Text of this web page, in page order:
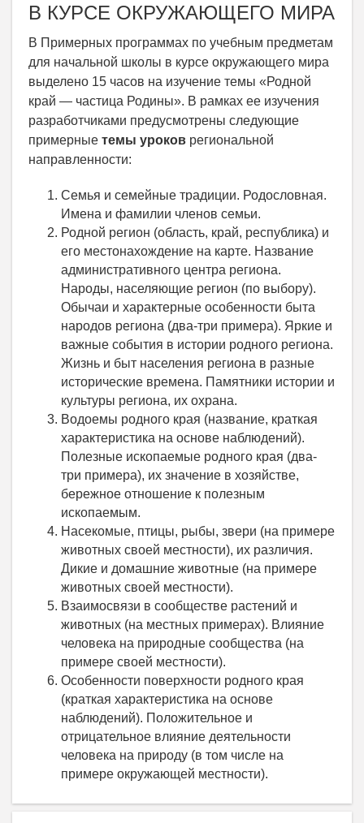
В КУРСЕ ОКРУЖАЮЩЕГО МИРА
В Примерных программах по учебным предметам
для начальной школы в курсе окружающего мира
выделено 15 часов на изучение темы «Родной
край — частица Родины». В рамках ее изучения
разработчиками предусмотрены следующие
примерные темы уроков региональной
направленности:
Семья и семейные традиции. Родословная.
Имена и фамилии членов семьи.
Родной регион (область, край, республика) и
его местонахождение на карте. Название
административного центра региона.
Народы, населяющие регион (по выбору).
Обычаи и характерные особенности быта
народов региона (два-три примера). Яркие и
важные события в истории родного региона.
Жизнь и быт населения региона в разные
исторические времена. Памятники истории и
культуры региона, их охрана.
Водоемы родного края (название, краткая
характеристика на основе наблюдений).
Полезные ископаемые родного края (два-
три примера), их значение в хозяйстве,
бережное отношение к полезным
ископаемым.
Насекомые, птицы, рыбы, звери (на примере
животных своей местности), их различия.
Дикие и домашние животные (на примере
животных своей местности).
Взаимосвязи в сообществе растений и
животных (на местных примерах). Влияние
человека на природные сообщества (на
примере своей местности).
Особенности поверхности родного края
(краткая характеристика на основе
наблюдений). Положительное и
отрицательное влияние деятельности
человека на природу (в том числе на
примере окружающей местности).